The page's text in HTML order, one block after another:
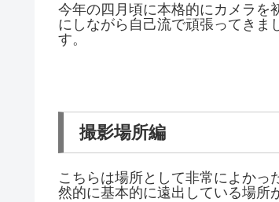
今年の四月頃に本格的にカメラを
にしながら自己流で頑張ってきま
す。
撮影場所編
こちらは場所として非常によか
然的に基本的に遠出している場所